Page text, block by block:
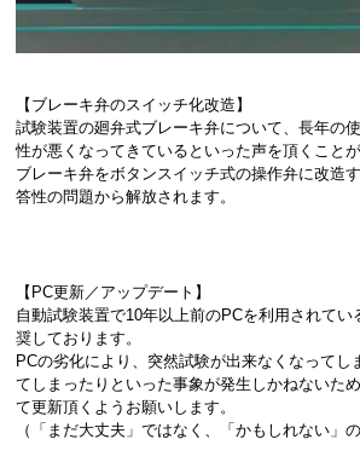
【ブレーキ弁のスイッチ化改造】
試験装置の廻弁式ブレーキ弁について、長年の
性が悪くなってきているといった声を頂くことが
ブレーキ弁をボタンスイッチ式の操作弁に改造
答性の問題から解放されます。
【PC更新／アップデート】
自動試験装置で10年以上前のPCを利用されてい
奨しております。
PCの劣化により、突然試験が出来なくなってし
てしまったりといった事象が発生しかねないた
て更新頂くようお願いします。
（「まだ大丈夫」ではなく、「かもしれない」